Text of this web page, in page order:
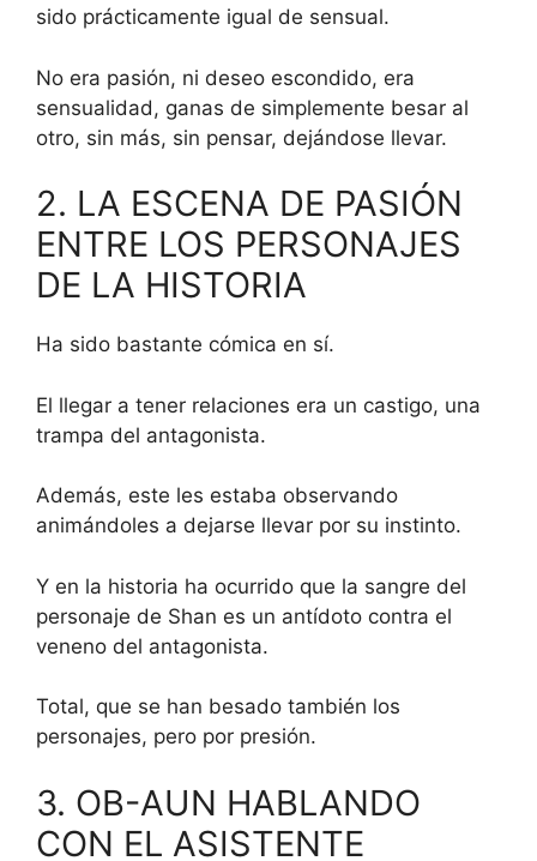
sido prácticamente igual de sensual.
No era pasión, ni deseo escondido, era
sensualidad, ganas de simplemente besar al
otro, sin más, sin pensar, dejándose llevar.
2. LA ESCENA DE PASIÓN
ENTRE LOS PERSONAJES
DE LA HISTORIA
Ha sido bastante cómica en sí.
El llegar a tener relaciones era un castigo, una
trampa del antagonista.
Además, este les estaba observando
animándoles a dejarse llevar por su instinto.
Y en la historia ha ocurrido que la sangre del
personaje de Shan es un antídoto contra el
veneno del antagonista.
Total, que se han besado también los
personajes, pero por presión.
3. OB-AUN HABLANDO
CON EL ASISTENTE